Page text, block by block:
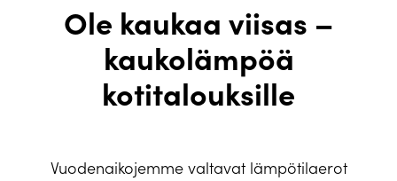
Ole kaukaa viisas –
kaukolämpöä
kotitalouksille
Vuodenaikojemme valtavat lämpötilaerot